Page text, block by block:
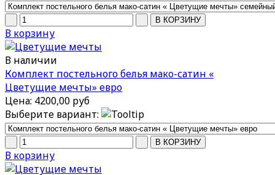
В корзину
В наличии
Комплект постельного белья мако-сатин «
Цветущие мечты» евро
Цена: 4200,00 руб
Выберите вариант:
В корзину